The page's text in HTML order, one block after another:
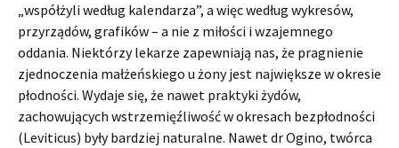
„współżyli według kalendarza”, a więc według wykresów,
przyrządów, grafików – a nie z miłości i wzajemnego
oddania. Niektórzy lekarze zapewniają nas, że pragnienie
zjednoczenia małżeńskiego u żony jest największe w okresie
płodności. Wydaje się, że nawet praktyki żydów,
zachowujących wstrzemięźliwość w okresach bezpłodności
(Leviticus) były bardziej naturalne. Nawet dr Ogino, twórca